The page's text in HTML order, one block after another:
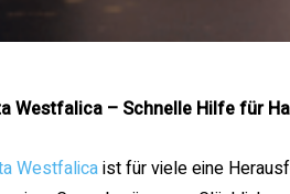
Westfalica – Schnelle Hilfe für
Westfalicaist für viele eine